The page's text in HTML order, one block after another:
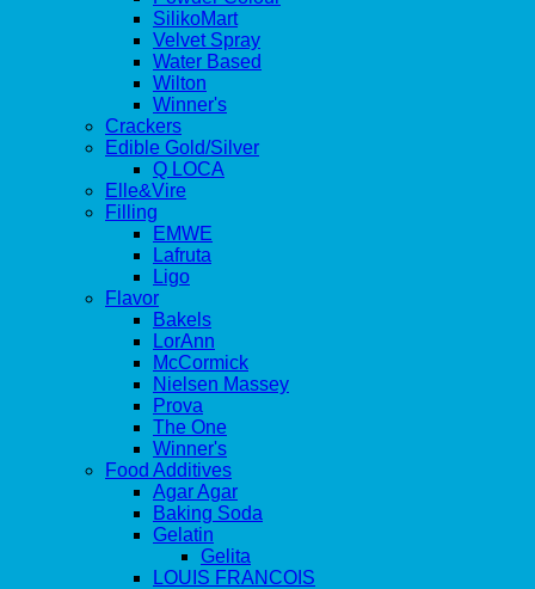
SilikoMart
Velvet Spray
Water Based
Wilton
Winner's
Crackers
Edible Gold/Silver
Q LOCA
Elle&Vire
Filling
EMWE
Lafruta
Ligo
Flavor
Bakels
LorAnn
McCormick
Nielsen Massey
Prova
The One
Winner's
Food Additives
Agar Agar
Baking Soda
Gelatin
Gelita
LOUIS FRANCOIS